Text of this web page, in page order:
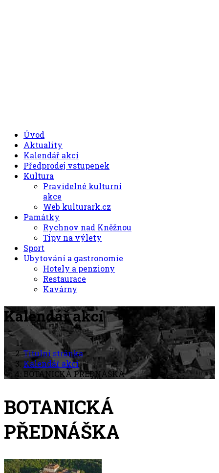
Úvod
Aktuality
Kalendář akcí
Předprodej vstupenek
Kultura
Pravidelné kulturní
akce
Web kulturark.cz
Památky
Rychnov nad Kněžnou
Tipy na výlety
Sport
Ubytování a gastronomie
Hotely a penziony
Restaurace
Kavárny
Kalendář akcí
Titulní stránka
Kalendář akcí
BOTANICKÁ PŘEDNÁŠKA
BOTANICKÁ
PŘEDNÁŠKA